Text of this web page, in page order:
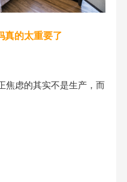
真的太重要了
焦虑的其实不是生产，而